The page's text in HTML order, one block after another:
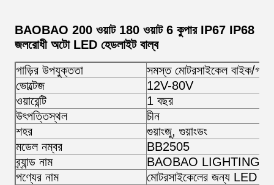
BAOBAO 200 ওয়াট 180 ওয়াট 6 কুপার IP67 IP68
জলরোধী অটো LED হেডলাইট বাল্ব
গাড়ির উপযুক্ততা
সমস্ত মোটরসাইকেল বাইক/গাড়ি
ভোল্টেজ
12V-80V
ওয়ারেন্টি
1 বছর
উৎপত্তিস্থল
চীন
শহর
গুয়াংজু, গুয়াংডং
মডেল নম্বর
BB2505
ব্র্যান্ড নাম
BAOBAO LIGHTING
পণ্যের নাম
মোটরসাইকেলের জন্য LED